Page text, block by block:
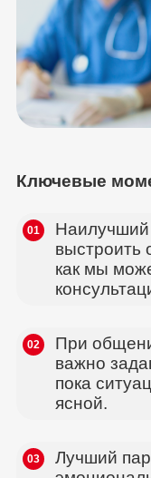
Ключевые
01
Наилучший
выстроить
как мы
02
При
важно
пока
ясной.
03
Лучший